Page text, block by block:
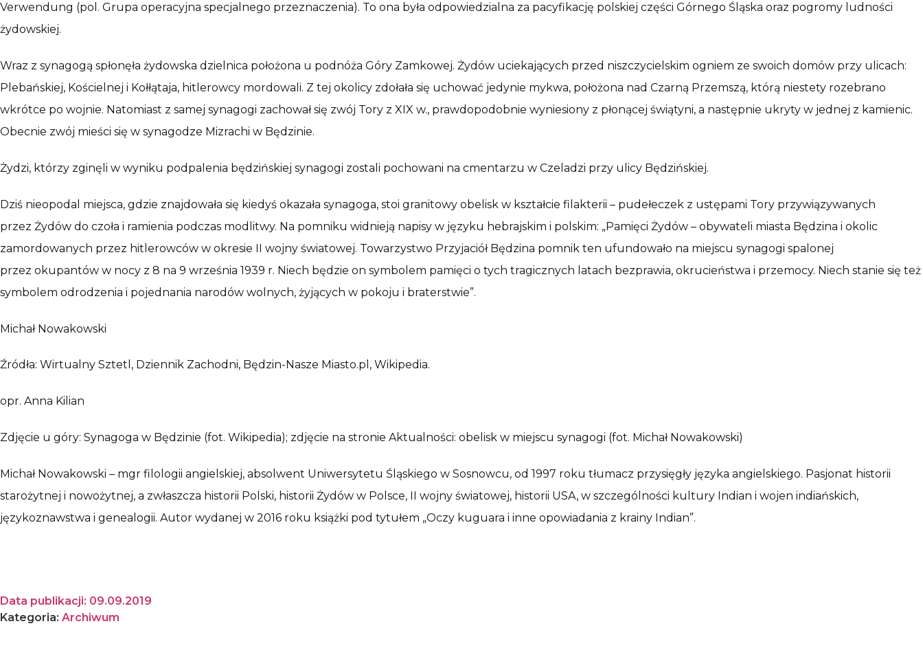
Verwendung (pol. Grupa operacyjna specjalnego przeznaczenia). To ona była odpowiedzialna za pacyfikację polskiej części Górnego Śląska oraz pogromy ludności
żydowskiej.
Wraz z synagogą spłonęła żydowska dzielnica położona u podnóża Góry Zamkowej. Żydów uciekających przed niszczycielskim ogniem ze swoich domów przy ulicach:
Plebańskiej, Kościelnej i Kołłątaja, hitlerowcy mordowali. Z tej okolicy zdołała się uchować jedynie mykwa, położona nad Czarną Przemszą, którą niestety rozebrano
wkrótce po wojnie. Natomiast z samej synagogi zachował się zwój Tory z XIX w., prawdopodobnie wyniesiony z płonącej świątyni, a następnie ukryty w jednej z kamienic.
Obecnie zwój mieści się w synagodze Mizrachi w Będzinie.
Żydzi, którzy zginęli w wyniku podpalenia będzińskiej synagogi zostali pochowani na cmentarzu w Czeladzi przy ulicy Będzińskiej.
Dziś nieopodal miejsca, gdzie znajdowała się kiedyś okazała synagoga, stoi granitowy obelisk w kształcie filakterii – pudełeczek z ustępami Tory przywiązywanych
przez Żydów do czoła i ramienia podczas modlitwy. Na pomniku widnieją napisy w języku hebrajskim i polskim: „Pamięci Żydów – obywateli miasta Będzina i okolic
zamordowanych przez hitlerowców w okresie II wojny światowej. Towarzystwo Przyjaciół Będzina pomnik ten ufundowało na miejscu synagogi spalonej
przez okupantów w nocy z 8 na 9 września 1939 r. Niech będzie on symbolem pamięci o tych tragicznych latach bezprawia, okrucieństwa i przemocy. Niech stanie się też
symbolem odrodzenia i pojednania narodów wolnych, żyjących w pokoju i braterstwie”.
Michał Nowakowski
Źródła: Wirtualny Sztetl, Dziennik Zachodni, Będzin-Nasze Miasto.pl, Wikipedia.
opr. Anna Kilian
Zdjęcie u góry: Synagoga w Będzinie (fot. Wikipedia); zdjęcie na stronie Aktualności: obelisk w miejscu synagogi (fot. Michał Nowakowski)
Michał Nowakowski – mgr filologii angielskiej, absolwent Uniwersytetu Śląskiego w Sosnowcu, od 1997 roku tłumacz przysięgły języka angielskiego. Pasjonat historii
starożytnej i nowożytnej, a zwłaszcza historii Polski, historii Żydów w Polsce, II wojny światowej, historii USA, w szczególności kultury Indian i wojen indiańskich,
językoznawstwa i genealogii. Autor wydanej w 2016 roku książki pod tytułem „Oczy kuguara i inne opowiadania z krainy Indian”.
Data publikacji: 09.09.2019
Kategoria: Archiwum